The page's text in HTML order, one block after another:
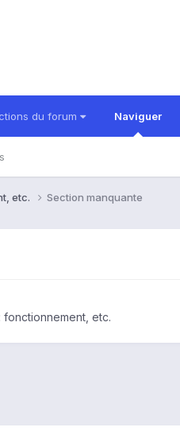
du forum Naviguer
etc. Section manquante
etc.